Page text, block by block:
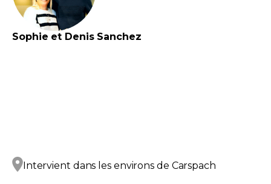
Sophie et Denis Sanchez
Intervient dans les environs de Carspach